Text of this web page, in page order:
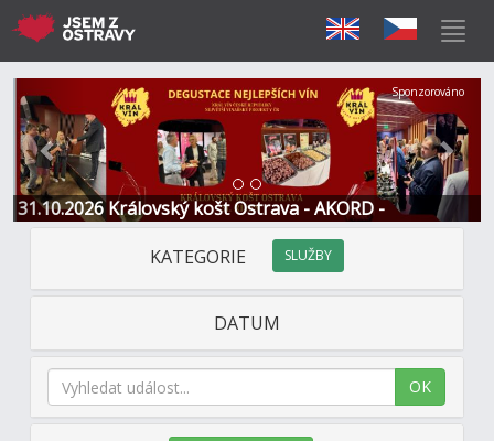
31.10.2026 Královský košt Ostrava - AKORD -
Restaurace a Hotel
Předchozí Další
Sponzorováno
KATEGORIE SLUŽBY
DATUM
OK